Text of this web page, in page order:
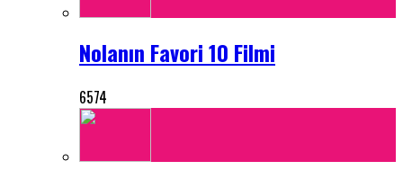
Nolanın Favori 10 Filmi
6574